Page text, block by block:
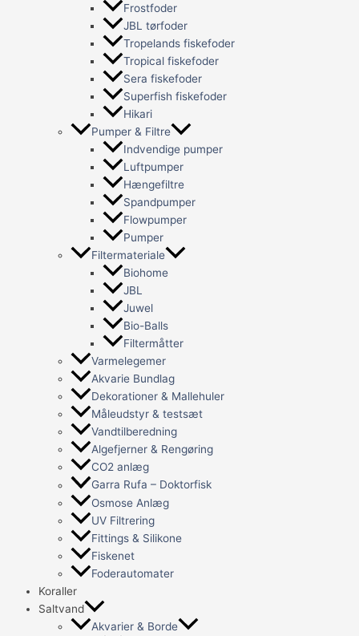
Frostfoder
JBL tørfoder
Tropelands fiskefoder
Tropical fiskefoder
Sera fiskefoder
Superfish fiskefoder
Hikari
Pumper & Filtre
Indvendige pumper
Luftpumper
Hængefiltre
Spandpumper
Flowpumper
Pumper
Filtermateriale
Biohome
JBL
Juwel
Bio-Balls
Filtermåtter
Varmelegemer
Akvarie Bundlag
Dekorationer & Mallehuler
Måleudstyr & testsæt
Vandtilberedning
Algefjerner & Rengøring
CO2 anlæg
Garra Rufa – Doktorfisk
Osmose Anlæg
UV Filtrering
Fittings & Silikone
Fiskenet
Foderautomater
Koraller
Saltvand
Akvarier & Borde